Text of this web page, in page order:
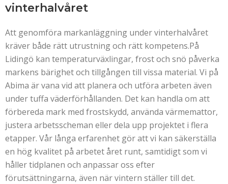
vinterhalvåret
Att genomföra markanläggning under vinterhalvåret
kräver både rätt utrustning och rätt kompetens.På
Lidingö kan temperaturväxlingar, frost och snö påverka
markens bärighet och tillgången till vissa material. Vi på
Abima är vana vid att planera och utföra arbeten även
under tuffa väderförhållanden. Det kan handla om att
förbereda mark med frostskydd, använda värmemattor,
justera arbetsscheman eller dela upp projektet i flera
etapper. Vår långa erfarenhet gör att vi kan säkerställa
en hög kvalitet på arbetet året runt, samtidigt som vi
håller tidplanen och anpassar oss efter
förutsättningarna, även när vintern ställer till det.